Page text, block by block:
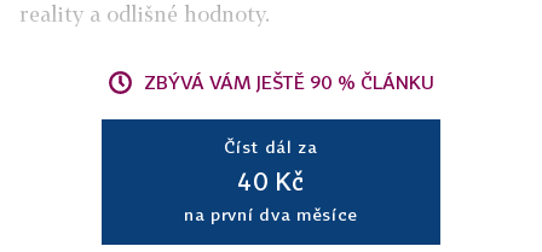
reality a odlišné hodnoty.
ZBÝVÁ VÁM JEŠTĚ 90 % ČLÁNKU
Číst dál za
40 Kč
na první dva měsíce